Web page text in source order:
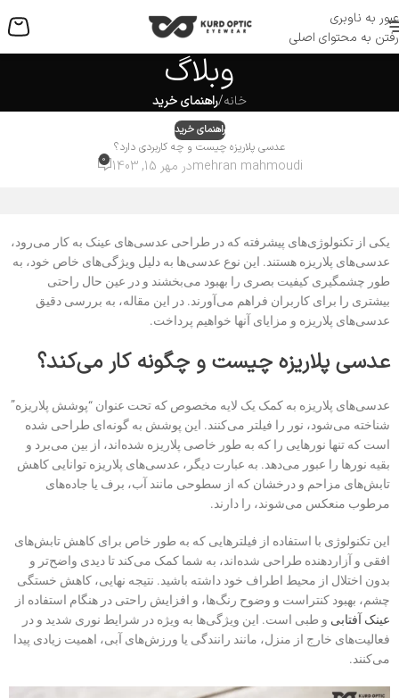
عبور به ناوبری
رفتن به محتوای اصلی
منو
وبلاگ
خانه/راهنمای خرید
راهنمای خرید
عدسی پلاریزه چیست و چه کاربردی دارد؟
mehran mahmoudiدر مهر 15, 1403 0
یکی از تکنولوژی‌های پیشرفته که در طراحی عدسی‌های عینک به کار می‌رود،
عدسی‌های پلاریزه هستند. این نوع عدسی‌ها به دلیل ویژگی‌های خاص خود، به
طور چشمگیری کیفیت بصری را بهبود می‌بخشند و در عین حال راحتی
بیشتری را برای کاربران فراهم می‌آورند. در این مقاله، به بررسی دقیق
عدسی‌های پلاریزه و مزایای آنها خواهیم پرداخت.
عدسی پلاریزه چیست و چگونه کار می‌کند؟
عدسی‌های پلاریزه به کمک یک لایه مخصوص که تحت عنوان “پوشش پلاریزه”
شناخته می‌شود، نور را فیلتر می‌کنند. این پوشش به گونه‌ای طراحی شده
است که تنها نورهایی را که به طور خاصی پلاریزه شده‌اند، از بین می‌برد و
بقیه نورها را عبور می‌دهد. به عبارت دیگر، عدسی‌های پلاریزه توانایی کاهش
تابش‌های مزاحم و درخشان که از سطوحی مانند آب، برف یا جاده‌های
مرطوب منعکس می‌شوند، را دارند.
این تکنولوژی با استفاده از فیلترهایی که به طور خاص برای کاهش تابش‌های
افقی و آزاردهنده طراحی شده‌اند، به شما کمک می‌کند تا دیدی واضح‌تر و
بدون اختلال از محیط اطراف خود داشته باشید. نتیجه نهایی، کاهش خستگی
چشم، بهبود کنتراست و وضوح رنگ‌ها، و افزایش راحتی در هنگام استفاده از
عینک آفتابی و طبی است. این ویژگی‌ها به ویژه در شرایط نوری شدید و در
فعالیت‌های خارج از منزل، مانند رانندگی یا ورزش‌های آبی، اهمیت زیادی پیدا
می‌کنند.